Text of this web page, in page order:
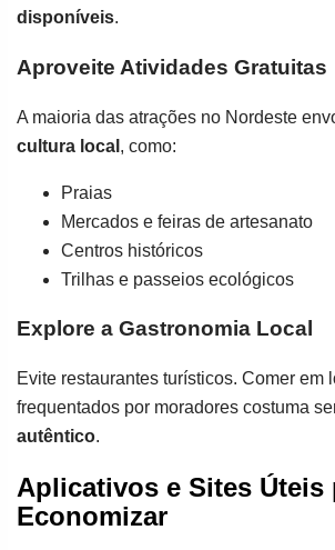
disponíveis.
Aproveite Atividades Gratuitas
A maioria das atrações no Nordeste
cultura local , como:
Praias
Mercados e feiras de artesanato
Centros históricos
Trilhas e passeios ecológicos
Explore a Gastronomia Local
Evite restaurantes turísticos. Comer em
frequentados por moradores costuma
autêntico.
Aplicativos e Sites Úteis
Economizar